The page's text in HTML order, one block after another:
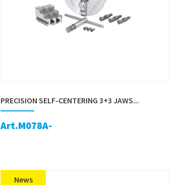
PRECISION SELF-CENTERING 3+3 JAWS...
Art.M078A-
News